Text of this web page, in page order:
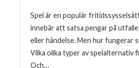
Spel är en populär
innebär att satsa pengar på
eller händelse. Men hur fungerar
Vilka olika typer av spelalternativ
Och…